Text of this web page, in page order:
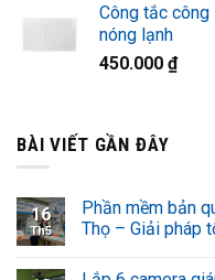
Công tắc
nóng lạnh
450.000 ₫
BÀI VIẾT GẦN ĐÂY
16
Th5
Phần mềm bản
Thọ – Giải pháp